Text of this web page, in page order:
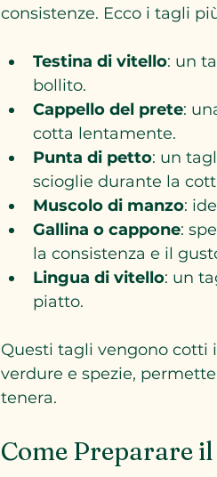
consistenze. Ecco i tagli
Testina di vitello: un
bollito.
Cappello del prete:
cotta lentamente.
Punta di petto: un
scioglie durante la
Muscolo di manzo:
Gallina o cappone:
la consistenza e il
Lingua di vitello: un
piatto.
Questi tagli vengono cotti
verdure e spezie,
tenera.
Come Preparare